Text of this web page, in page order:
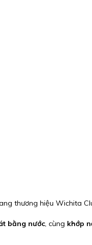
thương hiệu Wichita
bằng nước, cùng khớp